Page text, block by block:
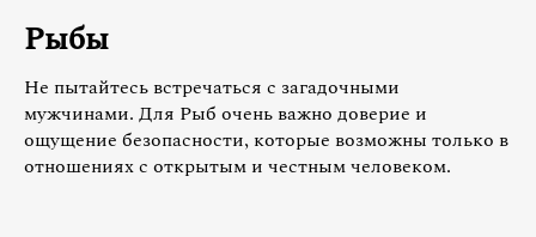
Рыбы
Не пытайтесь встречаться с загадочными
мужчинами. Для Рыб очень важно доверие и
ощущение безопасности, которые возможны только в
отношениях с открытым и честным человеком.